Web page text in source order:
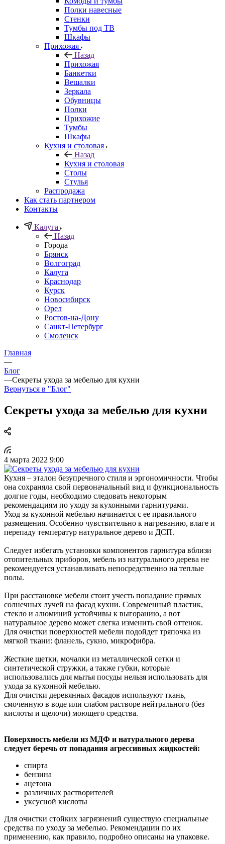
Полки навесные
Стенки
Тумбы под ТВ
Шкафы
Прихожая
Назад
Прихожая
Банкетки
Вешалки
Зеркала
Обувницы
Полки
Прихожие
Тумбы
Шкафы
Кухня и столовая
Назад
Кухня и столовая
Столы
Стулья
Распродажа
Как стать партнером
Контакты
Калуга
Назад
Города
Брянск
Волгоград
Калуга
Краснодар
Курск
Новосибирск
Орел
Ростов-на-Дону
Санкт-Петербург
Смоленск
Главная
—
Блог
—Секреты ухода за мебелью для кухни
Вернуться в "Блог"
Секреты ухода за мебелью для кухни
4 марта 2022 9:00
Кухня – эталон безупречного стиля и эргономичности. Чтобы
она сохраняла свой первоначальный вид и функциональность
долгие годы, необходимо следовать некоторым
рекомендациям по уходу за кухонными гарнитурами.
Уход за кухонной мебелью начинается с ее правильного
размещения. Особенно чувствительно к нагреванию, влаге и
перепаду температур натуральное дерево и ДСП.
Следует избегать установки компонентов гарнитура вблизи
отопительных приборов, мебель из натурального дерева не
рекомендуется устанавливать непосредственно на теплые
полы.
При расстановке мебели стоит учесть попадание прямых
солнечных лучей на фасад кухни. Современный пластик,
стекло и алюминий устойчивы к выгоранию, а вот
натуральное дерево может слегка изменить свой оттенок.
Для очистки поверхностей мебели подойдет тряпочка из
мягкой ткани: фланель, сукно, микрофибра.
Жесткие щетки, мочалки из металлической сетки и
синтетической стружки, а также губки, которые
использовались для мытья посуды нельзя использовать для
ухода за кухонной мебелью.
Для очистки деревянных фасадов используют ткань,
смоченную в воде или слабом растворе нейтрального (без
кислоты и щелочи) моющего средства.
Поверхность мебели из МДФ и натурального дерева
следует беречь от попадания агрессивных жидкостей:
спирта
бензина
ацетона
различных растворителей
уксусной кислоты
Для очистки стойких загрязнений существую специальные
средства по уходу за мебелью. Рекомендации по их
применению, как правило, подробно описаны на упаковке.